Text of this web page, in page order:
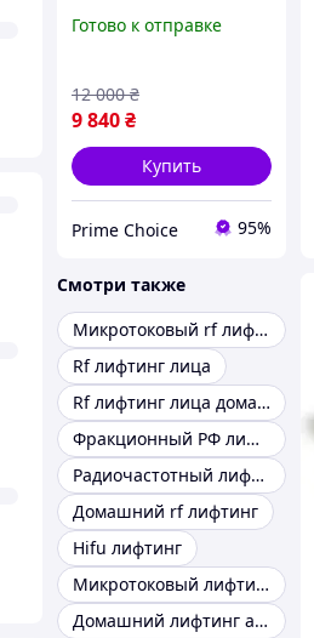
радиочастотное
омоложения, 3 уровня,
2 насадки
Готово к отправке
9 840₴
12 000 ₴
Купить
Prime Choice 95%
Смотри также
Микротоковый rf лифтинг
Rf лифтинг лица
Rf лифтинг лица домашний аппарат
Фракционный РФ лифтинг
Радиочастотный лифтинг лица
Домашний rf лифтинг
Hifu лифтинг
Микротоковый лифтинг
Домашний лифтинг аппарат